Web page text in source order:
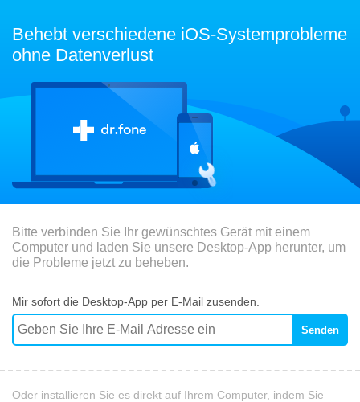
Behebt verschiedene iOS-Systemprobleme
ohne Datenverlust
Bitte verbinden Sie Ihr gewünschtes Gerät mit einem
Computer und laden Sie unsere Desktop-App herunter, um
die Probleme jetzt zu beheben.
Mir sofort die Desktop-App per E-Mail zusenden.
Senden
Oder installieren Sie es direkt auf Ihrem Computer, indem Sie